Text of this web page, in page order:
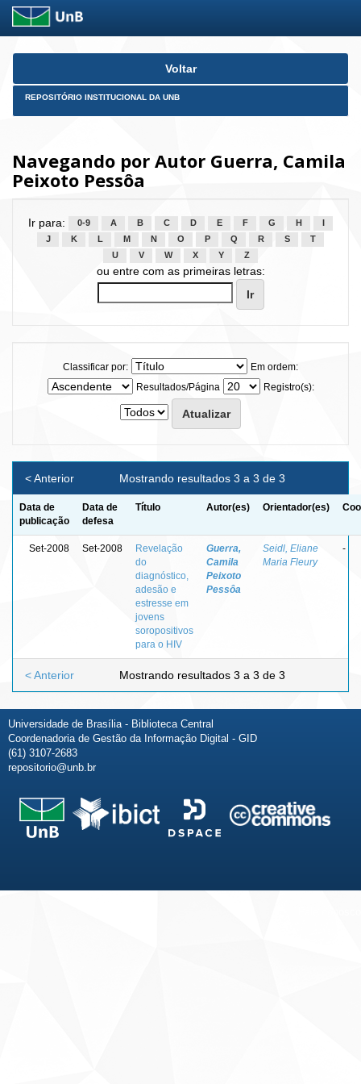
Skip
Voltar
REPOSITÓRIO INSTITUCIONAL DA UNB
Navegando por Autor Guerra, Camila
Peixoto Pessôa
Ir para: 0-9 A B C D E F G H
J
K L M N O P Q R S
T
U
V W X Y Z
ou entre com as primeiras letras:
Classificar por:
Em ordem:
Resultados/Página
Registro(s):
Mostrando resultados 3 a 3 de 3
< Anterior
Data de
publicação
Data de
defesa
Título Autor(es) Orientador(es)
Set-2008 Set-2008
Revelação
do
diagnóstico,
adesão e
estresse em
jovens
soropositivos
para o HIV
Guerra,
Camila
Peixoto
Pessôa
Seidl, Eliane
Maria Fleury
-
Mostrando resultados 3 a 3 de 3
< Anterior
Universidade de Brasília - Biblioteca Central
Coordenadoria de Gestão da Informação Digital - GID
(61) 3107-2683
repositorio@unb.br